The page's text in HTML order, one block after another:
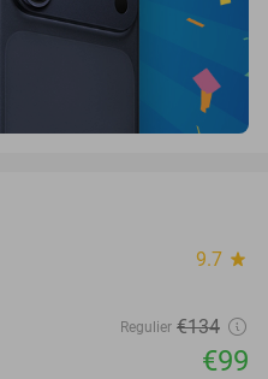
9.7 star
Regulier €134
€99